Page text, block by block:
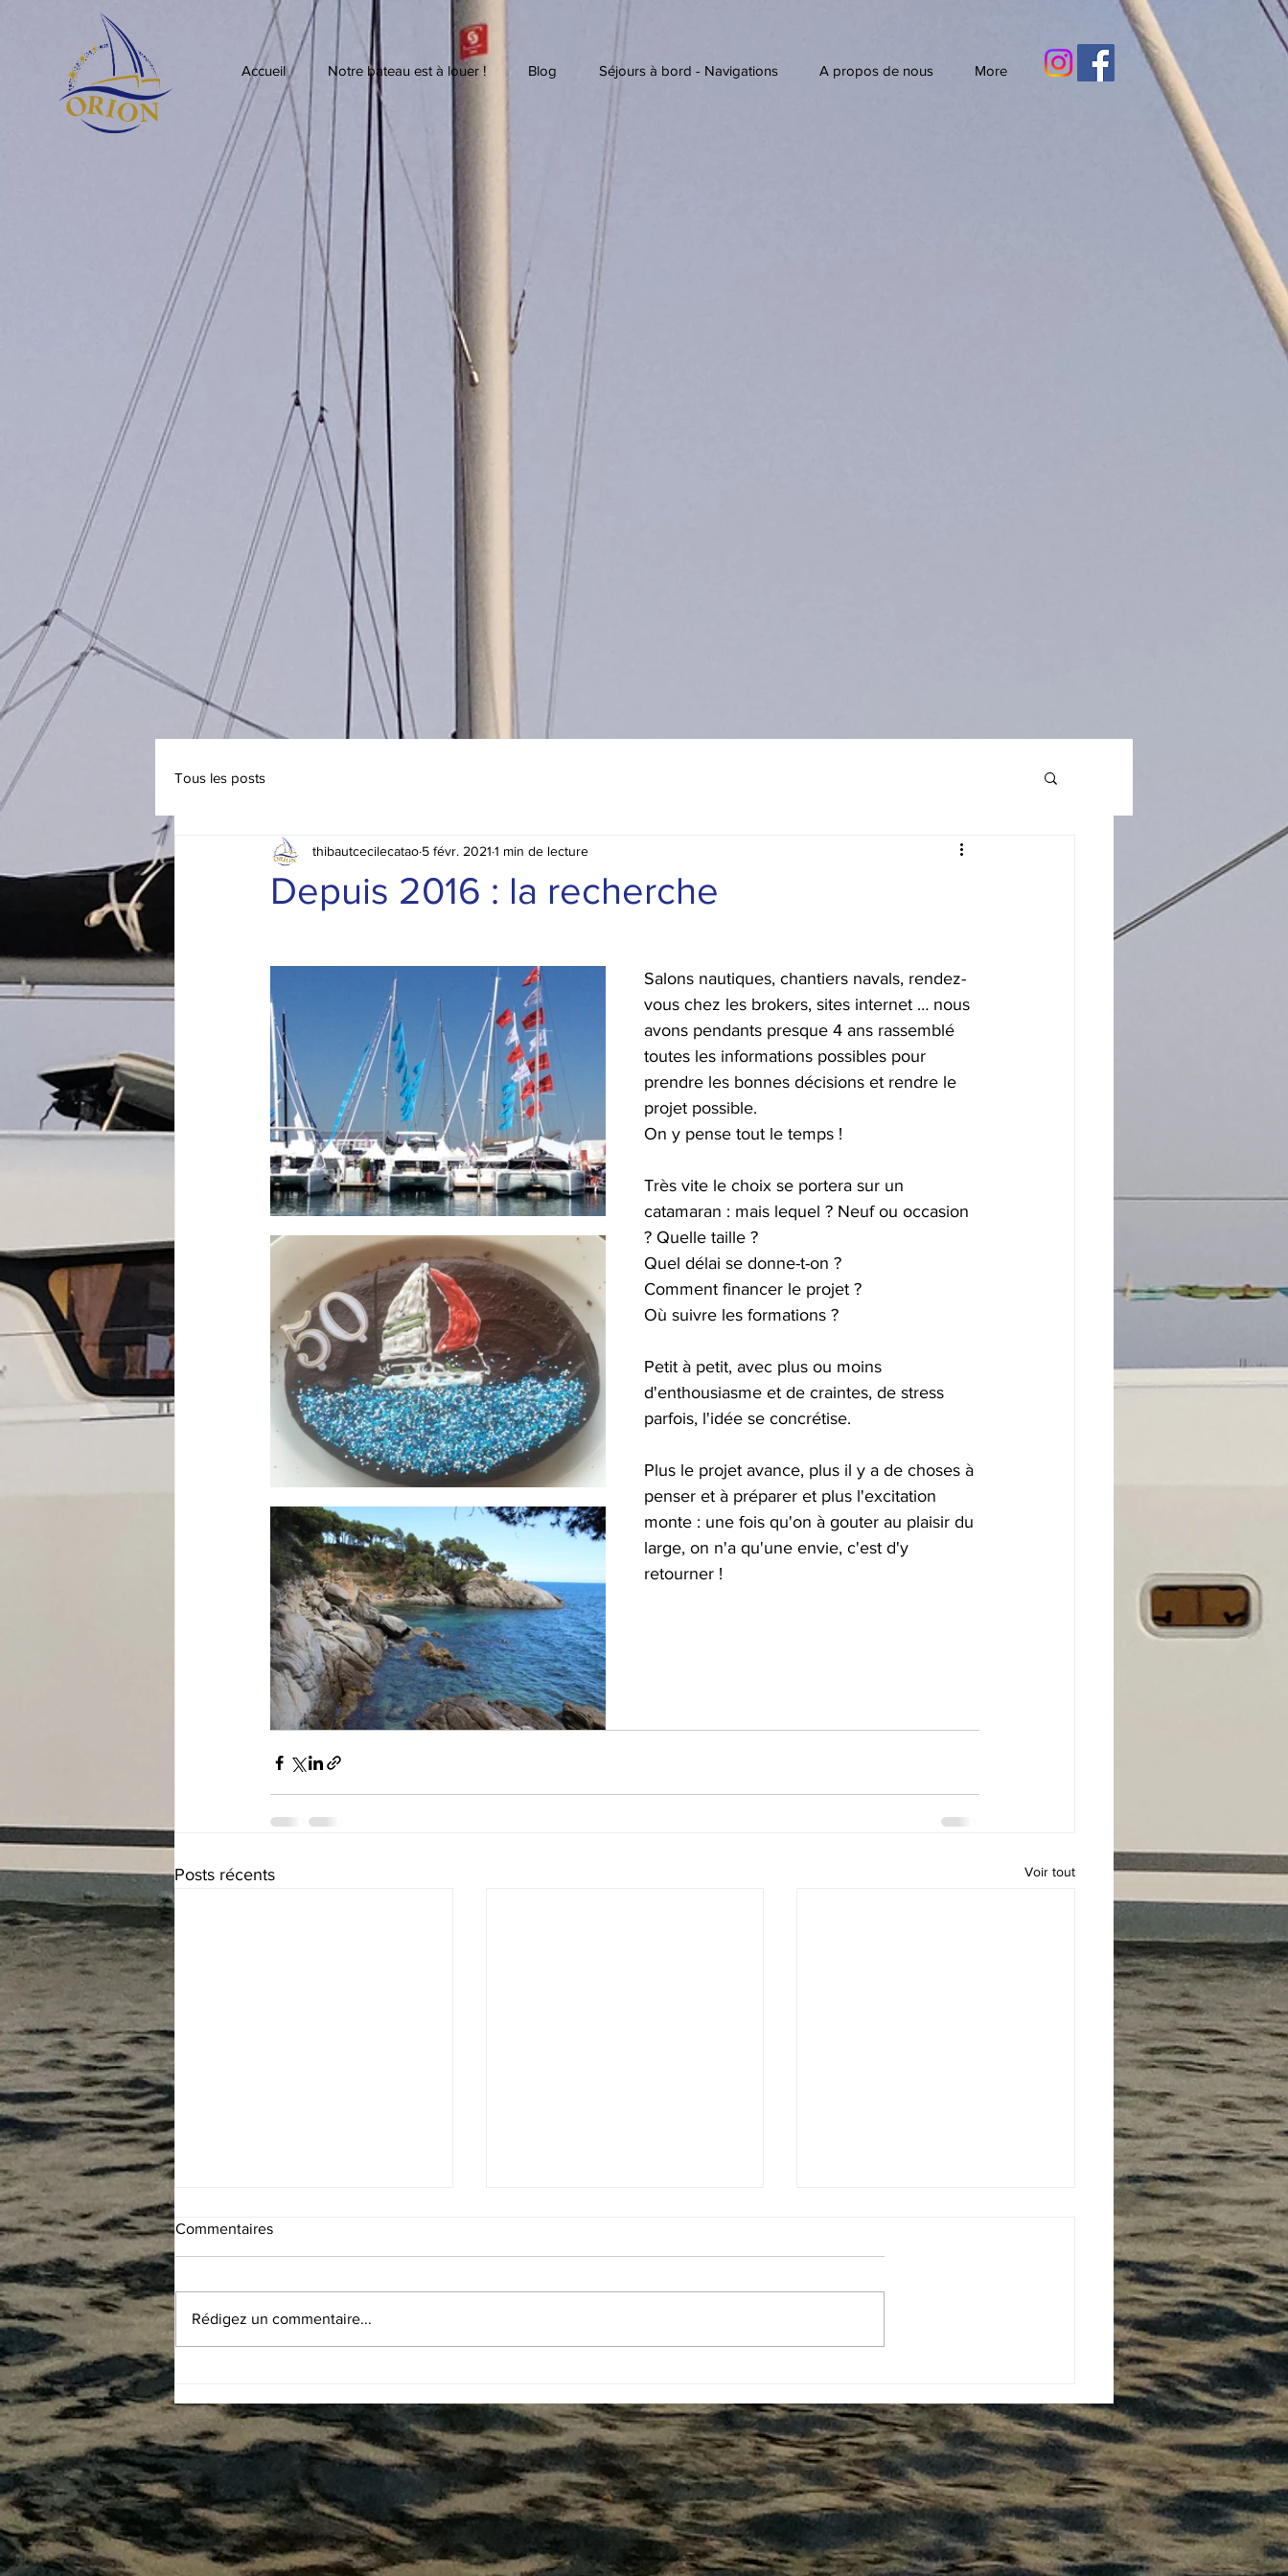
Accueil Notre bateau est à louer ! Blog Séjours à bord - Navigations A propos de nous More
Tous les posts
Depuis 2016 : la recherche
thibautcecilecatao 5 févr. 2021 1 min de lecture
Salons nautiques, chantiers navals, rendez-
vous chez les brokers, sites internet … nous
avons pendants presque 4 ans rassemblé
toutes les informations possibles pour
prendre les bonnes décisions et rendre le
projet possible.
On y pense tout le temps !
Très vite le choix se portera sur un
catamaran : mais lequel ? Neuf ou occasion
? Quelle taille ?
Quel délai se donne-t-on ?
Comment financer le projet ?
Où suivre les formations ?
Petit à petit, avec plus ou moins
d'enthousiasme et de craintes, de stress
parfois, l'idée se concrétise.
Plus le projet avance, plus il y a de choses à
penser et à préparer et plus l'excitation
monte : une fois qu'on à gouter au plaisir du
large, on n'a qu'une envie, c'est d'y
retourner !
Posts récents Voir tout
entretien du loch et du
sondeur
dur la navigation, rude la vie à
Cuba !
Commentaires
Rédigez un commentaire...